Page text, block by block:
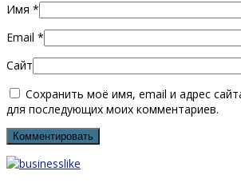
Имя *
Email *
Сайт
Сохранить моё имя, email и адрес
для последующих моих комментариев.